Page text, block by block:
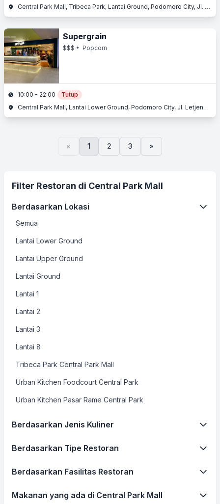
Central Park Mall, Tribeca Park, Lantai Ground, Podomoro City, Jl. Letjend. S. Parman Kav. 28, Slipi, Jakarta Barat, Jakarta
Supergrain
$$$ • Popcorn
10:00 - 22:00
Tutup
Central Park Mall, Lantai Lower Ground, Podomoro City, Jl. Letjend. S. Parman Kav. 28, Slipi, Jakarta Barat, Jakarta
« 1 2 3 »
Filter Restoran di Central Park Mall
Berdasarkan Lokasi
Semua
Lantai Lower Ground
Lantai Upper Ground
Lantai Ground
Lantai 1
Lantai 2
Lantai 3
Lantai 8
Tribeca Park Central Park Mall
Urban Kitchen Foodcourt Central Park
Urban Kitchen Pasar Rame Central Park
Berdasarkan Jenis Kuliner
Berdasarkan Tipe Restoran
Berdasarkan Fasilitas Restoran
Makanan yang ada di Central Park Mall